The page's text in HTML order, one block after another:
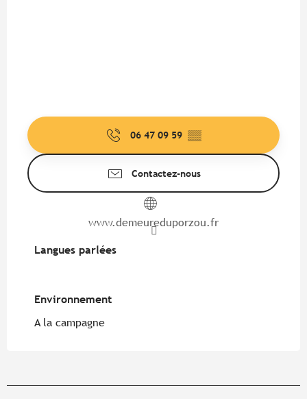
06 47 09 59 ▒▒
Contactez-nous
www.demeureduporzou.fr
Langues parlées
Langues parlées
Environnement
Environnement
A la campagne